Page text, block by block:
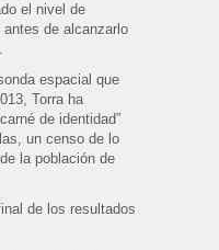
el nivel de
de alcanzarlo
espacial que
Torra ha
de identidad”
un censo de lo
la población de
de los resultados